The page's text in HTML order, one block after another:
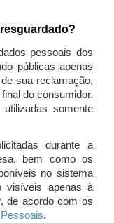
pessoais dos
públicas apenas
sua reclamação,
do consumidor.
somente
durante a
bem como os
no sistema
visíveis apenas à
de acordo com os
.